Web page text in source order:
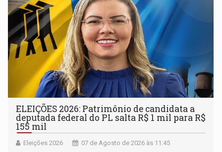
ELEIÇÕES 2026: Patrimônio de candidata a
deputada federal do PL salta R$ 1 mil para R$
155 mil
Eleições 2026 07 de Agosto de 2026 às 11:45